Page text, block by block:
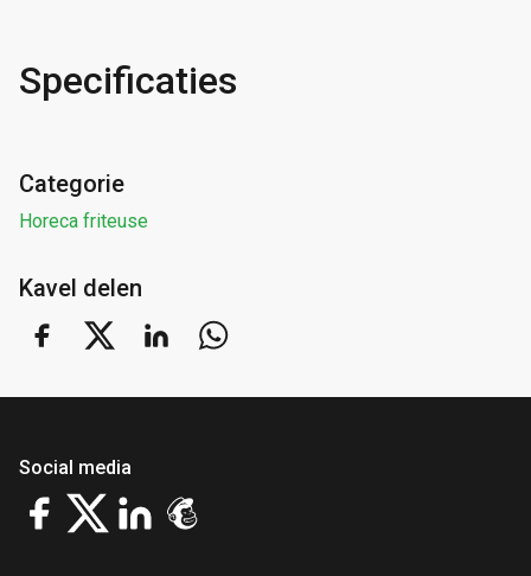
Specificaties
Categorie
Horeca friteuse
Kavel delen
Social media